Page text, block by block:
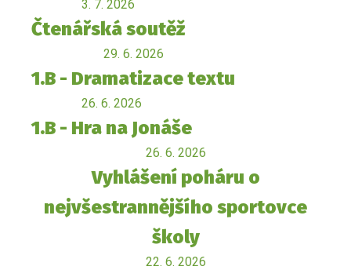
3. 7. 2026
Čtenářská soutěž
29. 6. 2026
1.B - Dramatizace textu
26. 6. 2026
1.B - Hra na Jonáše
26. 6. 2026
Vyhlášení poháru o
nejvšestrannějšího sportovce
školy
22. 6. 2026